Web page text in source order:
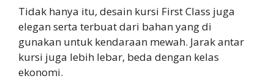
Tidak hanya itu, desain kursi First Class juga
elegan serta terbuat dari bahan yang di
gunakan untuk kendaraan mewah. Jarak antar
kursi juga lebih lebar, beda dengan kelas
ekonomi.